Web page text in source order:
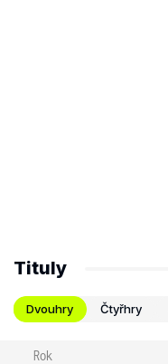
Tituly
Dvouhry Čtyřhry
Rok